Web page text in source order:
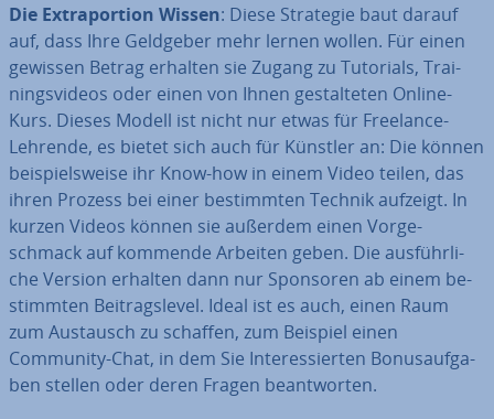
Die Ex­tra­por­ti­on Wissen: Diese Strategie baut darauf
auf, dass Ihre Geldgeber mehr lernen wollen. Für einen
gewissen Betrag erhalten sie Zugang zu Tutorials, Trai­
nings­vi­de­os oder einen von Ihnen ge­stal­te­ten Online-
Kurs. Dieses Modell ist nicht nur etwas für Freelance-
Lehrende, es bietet sich auch für Künstler an: Die können
bei­spiels­wei­se ihr Know-how in einem Video teilen, das
ihren Prozess bei einer be­stimm­ten Technik aufzeigt. In
kurzen Videos können sie außerdem einen Vor­ge­
schmack auf kommende Arbeiten geben. Die aus­führ­li­
che Version erhalten dann nur Sponsoren ab einem be­
stimm­ten Bei­trags­le­vel. Ideal ist es auch, einen Raum
zum Austausch zu schaffen, zum Beispiel einen
Community-Chat, in dem Sie In­ter­es­sier­ten Bo­nus­auf­ga­
ben stellen oder deren Fragen be­ant­wor­ten.